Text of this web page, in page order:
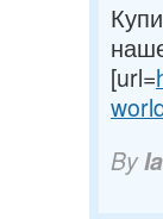
[url=
By